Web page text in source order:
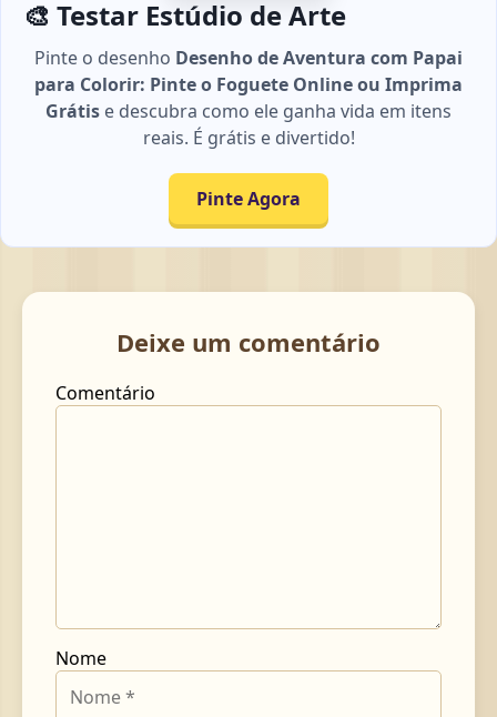
🎨 Testar Estúdio de Arte
Pinte o desenho Desenho de Aventura com Papai
para Colorir: Pinte o Foguete Online ou Imprima
Grátis e descubra como ele ganha vida em itens
reais. É grátis e divertido!
Pinte Agora
Deixe um comentário
Comentário
Nome